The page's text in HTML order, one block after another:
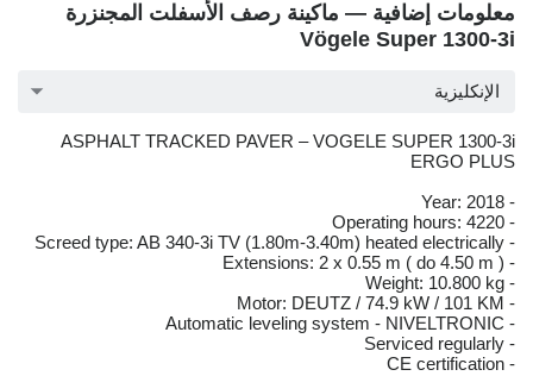
معلومات إضافية — ماكينة رصف الأسفلت المجنزرة
Vögele Super 1300-3i
الإنكليزية
ASPHALT TRACKED PAVER – VOGELE SUPER 1300-3i
ERGO PLUS
- Year: 2018
- Operating hours: 4220
- Screed type: AB 340-3i TV (1.80m-3.40m) heated electrically
- Extensions: 2 x 0.55 m ( do 4.50 m )
- Weight: 10.800 kg
- Motor: DEUTZ / 74.9 kW / 101 KM
- Automatic leveling system - NIVELTRONIC
- Serviced regularly
- CE certification